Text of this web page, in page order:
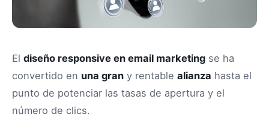
El diseño responsive en email marketing se ha
convertido en una gran y rentable alianza hasta el
punto de potenciar las tasas de apertura y el
número de clics.